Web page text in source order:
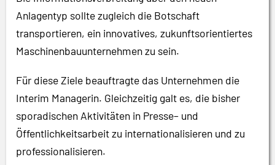
Anlagentyp sollte zugleich die Botschaft
transportieren, ein innovatives, zukunftsorientiertes
Maschinenbauunternehmen zu sein.
Für diese Ziele beauftragte das Unternehmen die
Interim Managerin. Gleichzeitig galt es, die bisher
sporadischen Aktivitäten in Presse– und
Öffentlichkeitsarbeit zu internationalisieren und zu
professionalisieren.